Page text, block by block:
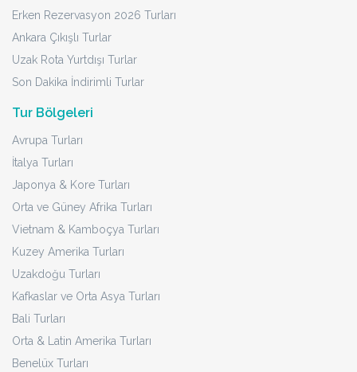
Erken Rezervasyon 2026 Turları
Ankara Çıkışlı Turlar
Uzak Rota Yurtdışı Turlar
Son Dakika İndirimli Turlar
Tur Bölgeleri
Avrupa Turları
İtalya Turları
Japonya & Kore Turları
Orta ve Güney Afrika Turları
Vietnam & Kamboçya Turları
Kuzey Amerika Turları
Uzakdoğu Turları
Kafkaslar ve Orta Asya Turları
Bali Turları
Orta & Latin Amerika Turları
Benelüx Turları